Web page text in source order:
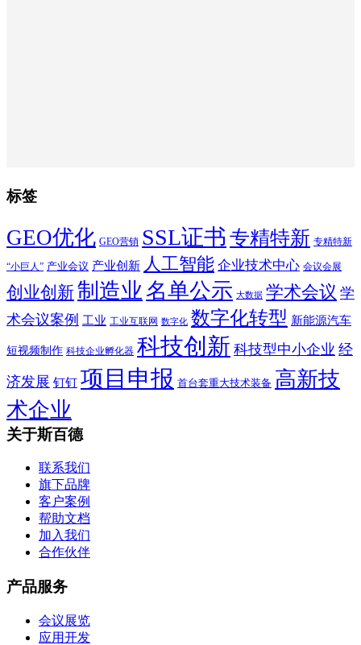
标签
GEO优化 GEO营销 SSL证书 专精特新 专精特新
“小巨人” 产业会议 产业创新 人工智能 企业技术中心 会议会展
创业创新制造业 名单公示 大数据 学术会议 学
术会议案例 工业 工业互联网 数字化 数字化转型 新能源汽车
短视频制作 科技企业孵化器 科技创新 科技型中小企业 经
济发展 钉钉 项目申报 首台套重大技术装备 高新技
术企业
关于斯百德
联系我们
旗下品牌
客户案例
帮助文档
加入我们
合作伙伴
产品服务
会议展览
应用开发